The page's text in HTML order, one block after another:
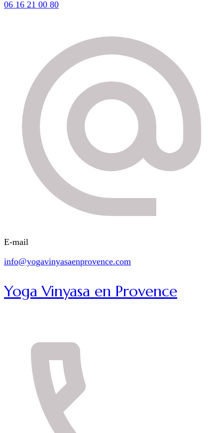
06 16 21 00 80
E-mail
info@yogavinyasaenprovence.com
Yoga Vinyasa en Provence